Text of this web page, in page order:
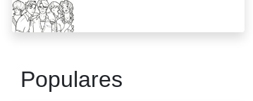
Populares